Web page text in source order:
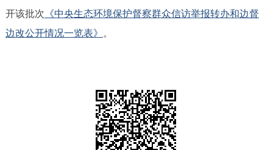
中介服务
12345网上接诉即办 我要咨询
在线访谈
开该批次 《中央生态环境保护督察群众信访举报转办和边督
边改公开情况一览表》
。